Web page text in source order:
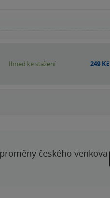
Ihned ke stažení 249 Kč
českého venkova